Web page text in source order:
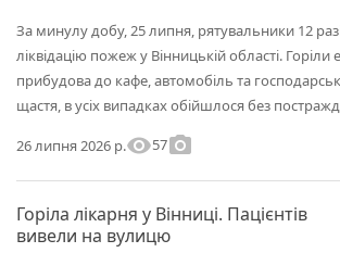
За минулу добу, 25 липня, рятувальники 12
ліквідацію пожеж у Вінницькій області.
прибудова до кафе, автомобіль та
щастя, в усіх випадках обійшлося без
26 липня 2026 р.visibility57photo_camera
Горіла лікарня у Вінниці. Пацієнтів
вивели на вулицю